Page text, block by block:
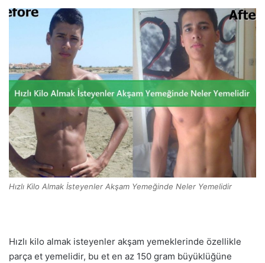
Hızlı Kilo Almak İsteyenler Akşam Yemeğinde Neler Yemelidir
Hızlı kilo almak isteyenler akşam yemeklerinde özellikle
parça et yemelidir, bu et en az 150 gram büyüklüğüne